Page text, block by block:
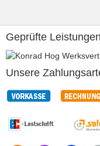
Geprüfte Leistungen
Unsere